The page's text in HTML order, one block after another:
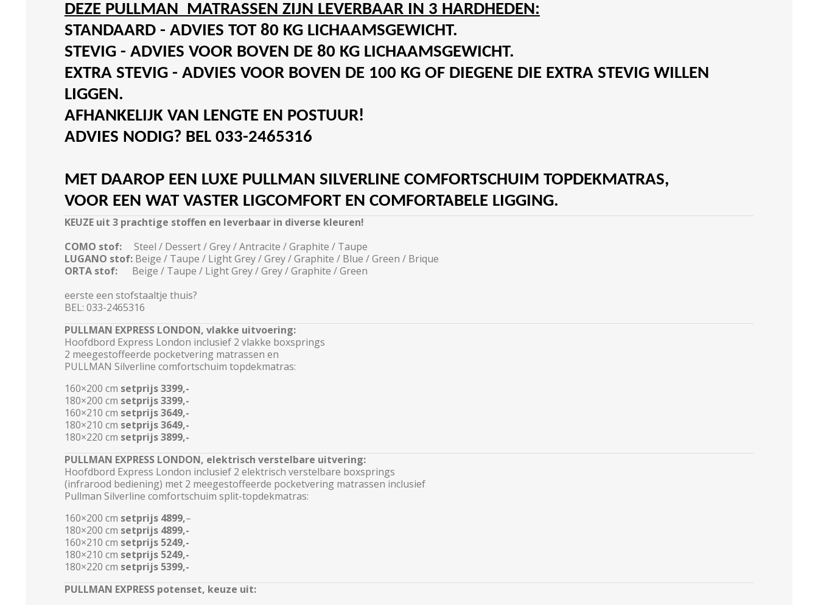
DEZE PULLMAN MATRASSEN ZIJN LEVERBAAR IN 3 HARDHEDEN:
STANDAARD - ADVIES TOT 80 KG LICHAAMSGEWICHT.
STEVIG - ADVIES VOOR BOVEN DE 80 KG LICHAAMSGEWICHT.
EXTRA STEVIG - ADVIES VOOR BOVEN DE 100 KG OF DIEGENE DIE EXTRA STEVIG WILLEN
LIGGEN.
AFHANKELIJK VAN LENGTE EN POSTUUR!
ADVIES NODIG? BEL 033-2465316
MET DAAROP EEN LUXE PULLMAN SILVERLINE COMFORTSCHUIM TOPDEKMATRAS,
VOOR EEN WAT VASTER LIGCOMFORT EN COMFORTABELE LIGGING.
KEUZE uit 3 prachtige stoffen en leverbaar in diverse kleuren!
COMO stof: Steel / Dessert / Grey / Antracite / Graphite / Taupe
LUGANO stof: Beige / Taupe / Light Grey / Grey / Graphite / Blue / Green / Brique
ORTA stof: Beige / Taupe / Light Grey / Grey / Graphite / Green
eerste een stofstaaltje thuis?
BEL: 033-2465316
PULLMAN EXPRESS LONDON, vlakke uitvoering:
Hoofdbord Express London inclusief 2 vlakke boxsprings
2 meegestoffeerde pocketvering matrassen en
PULLMAN Silverline comfortschuim topdekmatras:
160×200 cm setprijs3399,-
180×200 cm setprijs3399,-
160×210 cm setprijs3649,-
180×210 cm setprijs3649,-
180×220 cm setprijs3899,-
PULLMAN EXPRESS LONDON, elektrisch verstelbare uitvering:
Hoofdbord Express London inclusief 2 elektrisch verstelbare boxsprings
(infrarood bediening) met 2 meegestoffeerde pocketvering matrassen inclusief
Pullman Silverline comfortschuim split-topdekmatras:
160×200 cm setprijs 4899,–
180×200 cm setprijs 4899,-
160×210 cm setprijs 5249,-
180×210 cm setprijs 5249,-
180×220 cm setprijs 5399,-
PULLMAN EXPRESS potenset, keuze uit: